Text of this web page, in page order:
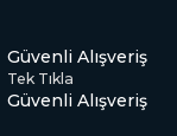
Güvenli Alışveriş
Tek Tıkla
Güvenli Alışveriş